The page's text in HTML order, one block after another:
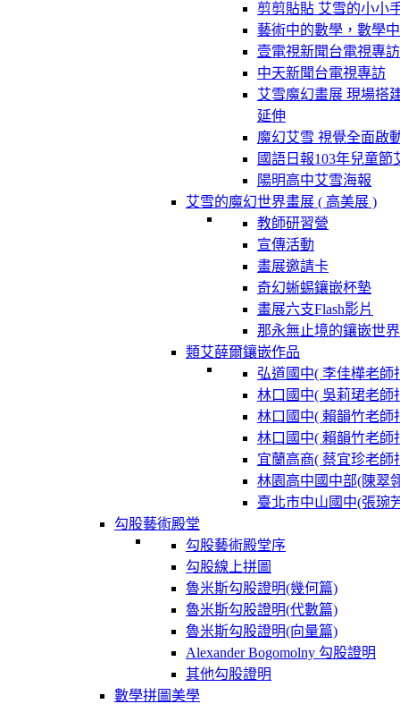
剪剪貼貼 艾雪的小小
藝術中的數學，數學
壹電視新聞台電視專訪
中天新聞台電視專訪
艾雪魔幻畫展 現場搭
延伸
魔幻艾雪 視覺全面啟
國語日報103年兒童節
陽明高中艾雪海報
艾雪的魔幻世界畫展 ( 高美展 )
教師研習營
宣傳活動
畫展邀請卡
奇幻蜥蜴鑲嵌杯墊
畫展六支Flash影片
那永無止境的鑲嵌世界
類艾薛爾鑲嵌作品
弘道國中( 李佳樺老師
林口國中( 吳莉珺老師
林口國中( 賴韻竹老師
林口國中( 賴韻竹老師
宜蘭高商( 蔡宜珍老師
林園高中國中部(陳翠
臺北市中山國中(張琬
勾股藝術殿堂
勾股藝術殿堂序
勾股線上拼圖
魯米斯勾股證明(幾何篇)
魯米斯勾股證明(代數篇)
魯米斯勾股證明(向量篇)
Alexander Bogomolny 勾股證明
其他勾股證明
數學拼圖美學